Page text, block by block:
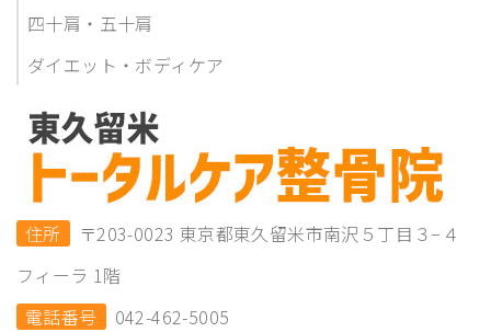
四十肩・五十肩
ダイエット・ボディケア
住所
〒203-0023 東京都東久留米市南沢５丁目３−４
フィーラ 1階
電話番号
042-462-5005